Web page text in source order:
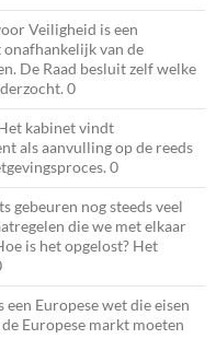
Veiligheid is een
van de
De Raad besluit zelf welke
0
kabinet vindt
als aanvulling op de reeds
0
gebeuren nog steeds veel
die we met elkaar
is het opgelost? Het
Europese wet die eisen
Europese markt moeten